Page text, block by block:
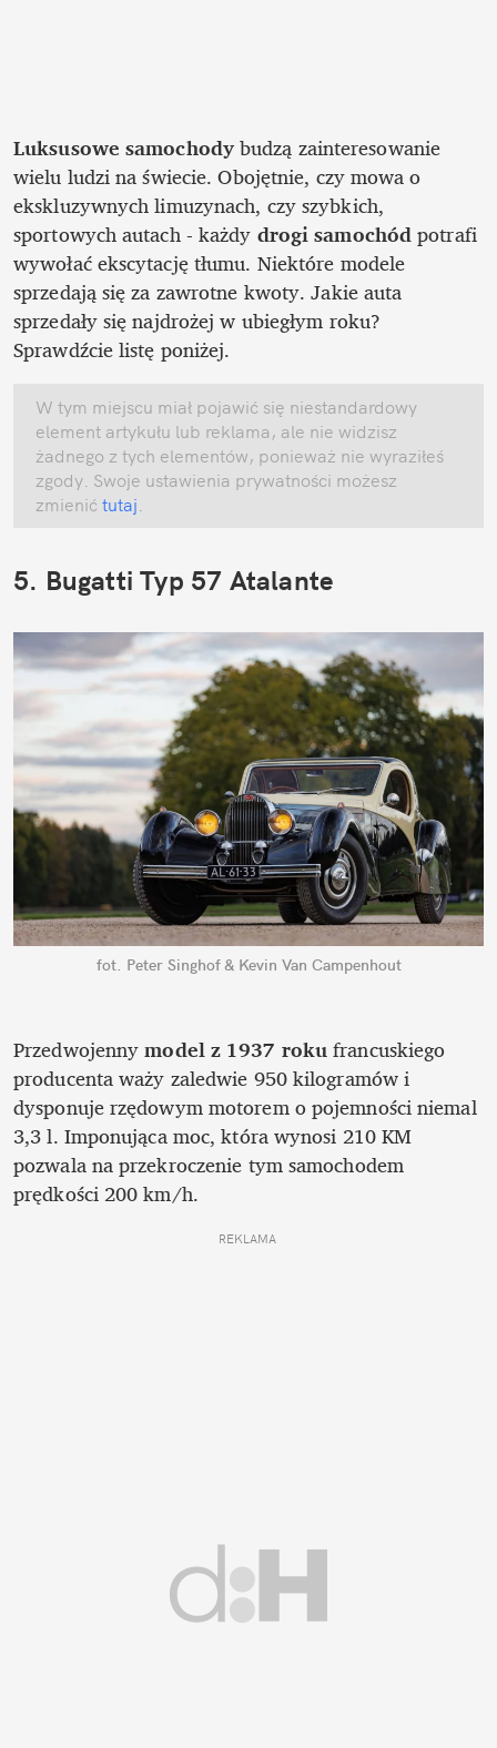
Luksusowe samochody budzą zainteresowanie
wielu ludzi na świecie. Obojętnie, czy mowa o
ekskluzywnych limuzynach, czy szybkich,
sportowych autach - każdy drogi samochód potrafi
wywołać ekscytację tłumu. Niektóre modele
sprzedają się za zawrotne kwoty. Jakie auta
sprzedały się najdrożej w ubiegłym roku?
Sprawdźcie listę poniżej.
W tym miejscu miał pojawić się niestandardowy
element artykułu lub reklama, ale nie widzisz
żadnego z tych elementów, ponieważ nie wyraziłeś
zgody. Swoje ustawienia prywatności możesz
zmienić tutaj.
5. Bugatti Typ 57 Atalante
fot. Peter Singhof & Kevin Van Campenhout
Przedwojenny model z 1937 roku francuskiego
producenta waży zaledwie 950 kilogramów i
dysponuje rzędowym motorem o pojemności niemal
3,3 l. Imponująca moc, która wynosi 210 KM
pozwala na przekroczenie tym samochodem
prędkości 200 km/h.
REKLAMA